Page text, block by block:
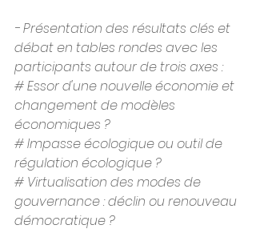
- Présentation des résultats clés et
débat en tables rondes avec les
participants autour de trois axes :
# Essor d'une nouvelle économie et
changement de modèles
économiques ?
# Impasse écologique ou outil de
régulation écologique ?
# Virtualisation des modes de
gouvernance : déclin ou renouveau
démocratique ?